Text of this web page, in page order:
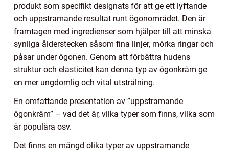
produkt som specifikt designats för att ge ett lyftande
och uppstramande resultat runt ögonområdet. Den är
framtagen med ingredienser som hjälper till att minska
synliga ålderstecken såsom fina linjer, mörka ringar och
påsar under ögonen. Genom att förbättra hudens
struktur och elasticitet kan denna typ av ögonkräm ge
en mer ungdomlig och vital utstrålning.
En omfattande presentation av ”uppstramande
ögonkräm” – vad det är, vilka typer som finns, vilka som
är populära osv.
Det finns en mängd olika typer av uppstramande